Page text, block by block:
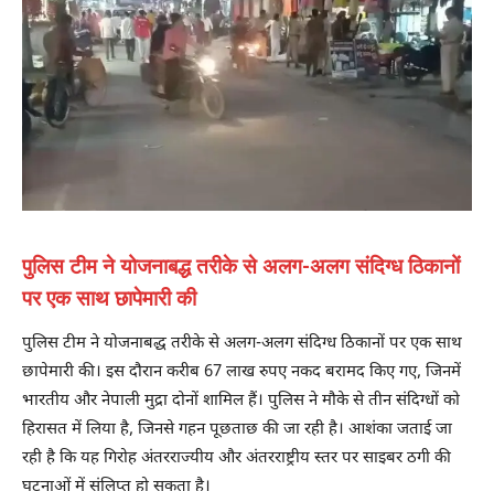
पुलिस टीम ने योजनाबद्ध तरीके से अलग-अलग संदिग्ध ठिकानों
पर एक साथ छापेमारी की
पुलिस टीम ने योजनाबद्ध तरीके से अलग-अलग संदिग्ध ठिकानों पर एक साथ
छापेमारी की। इस दौरान करीब 67 लाख रुपए नकद बरामद किए गए, जिनमें
भारतीय और नेपाली मुद्रा दोनों शामिल हैं। पुलिस ने मौके से तीन संदिग्धों को
हिरासत में लिया है, जिनसे गहन पूछताछ की जा रही है। आशंका जताई जा
रही है कि यह गिरोह अंतरराज्यीय और अंतरराष्ट्रीय स्तर पर साइबर ठगी की